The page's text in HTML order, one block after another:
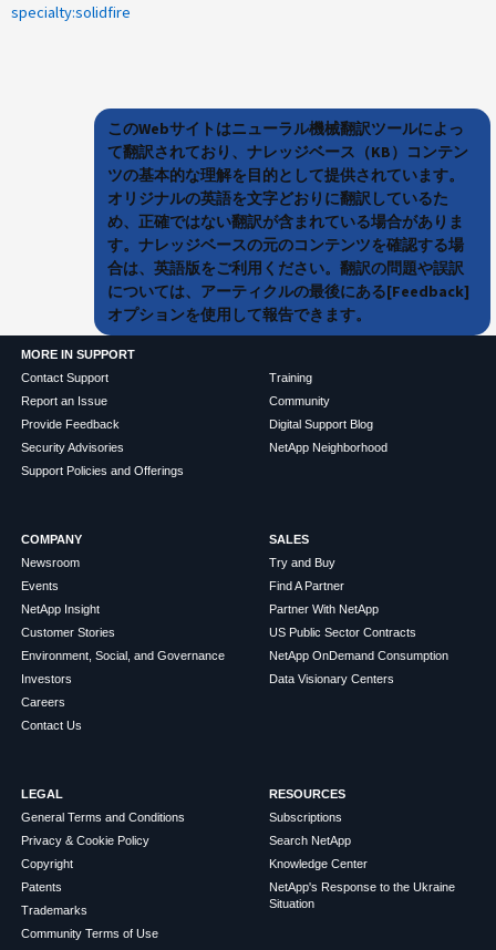
specialty:solidfire
このWebサイトはニューラル機械翻訳ツールによっ
て翻訳されており、ナレッジベース（KB）コンテン
ツの基本的な理解を目的として提供されています。
オリジナルの英語を文字どおりに翻訳しているた
め、正確ではない翻訳が含まれている場合がありま
す。ナレッジベースの元のコンテンツを確認する場
合は、英語版をご利用ください。翻訳の問題や誤訳
については、アーティクルの最後にある[Feedback]
オプションを使用して報告できます。
MORE IN SUPPORT
Contact Support
Report an Issue
Provide Feedback
Security Advisories
Support Policies and Offerings
Training
Community
Digital Support Blog
NetApp Neighborhood
COMPANY
Newsroom
Events
NetApp Insight
Customer Stories
Environment, Social, and Governance
Investors
Careers
Contact Us
SALES
Try and Buy
Find A Partner
Partner With NetApp
US Public Sector Contracts
NetApp OnDemand Consumption
Data Visionary Centers
LEGAL
General Terms and Conditions
Privacy & Cookie Policy
Copyright
Patents
Trademarks
Community Terms of Use
RESOURCES
Subscriptions
Search NetApp
Knowledge Center
NetApp's Response to the Ukraine
Situation